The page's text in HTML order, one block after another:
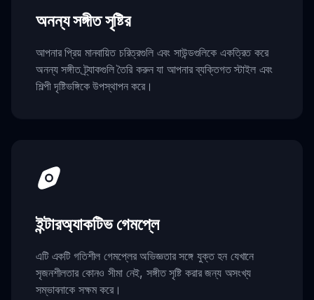
অনন্য সঙ্গীত সৃষ্টির
আপনার প্রিয় মানবায়িত চরিত্রগুলি এবং সাউন্ডগুলিকে একত্রিত করে
অনন্য সঙ্গীত ট্র্যাকগুলি তৈরি করুন যা আপনার ব্যক্তিগত স্টাইল এবং
শিল্পী দৃষ্টিভঙ্গিকে উপস্থাপন করে।
ইন্টারঅ্যাকটিভ গেমপ্লে
এটি একটি গতিশীল গেমপ্লের অভিজ্ঞতার সঙ্গে যুক্ত হন যেখানে
সৃজনশীলতার কোনও সীমা নেই, সঙ্গীত সৃষ্টি করার জন্য অসংখ্য
সম্ভাবনাকে সক্ষম করে।